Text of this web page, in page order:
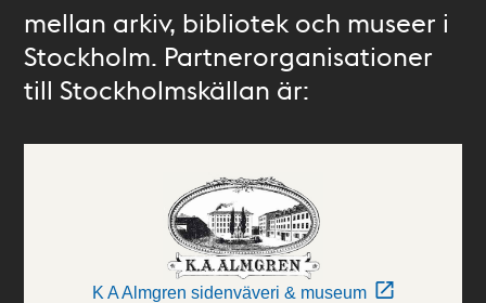
mellan arkiv, bibliotek och museer i
Stockholm. Partnerorganisationer
till Stockholmskällan är:
K A Almgren sidenväveri & museum